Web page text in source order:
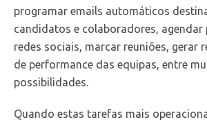
programar emails automáticos
candidatos e colaboradores, agendar
redes sociais, marcar reuniões, gerar
de performance das equipas, entre
possibilidades.
Quando estas tarefas mais